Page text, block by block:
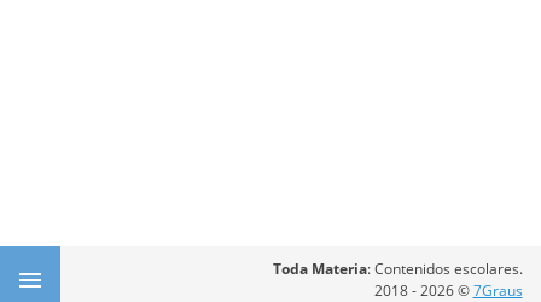
Toda Materia: Contenidos escolares.
2018 - 2026 ©7Graus